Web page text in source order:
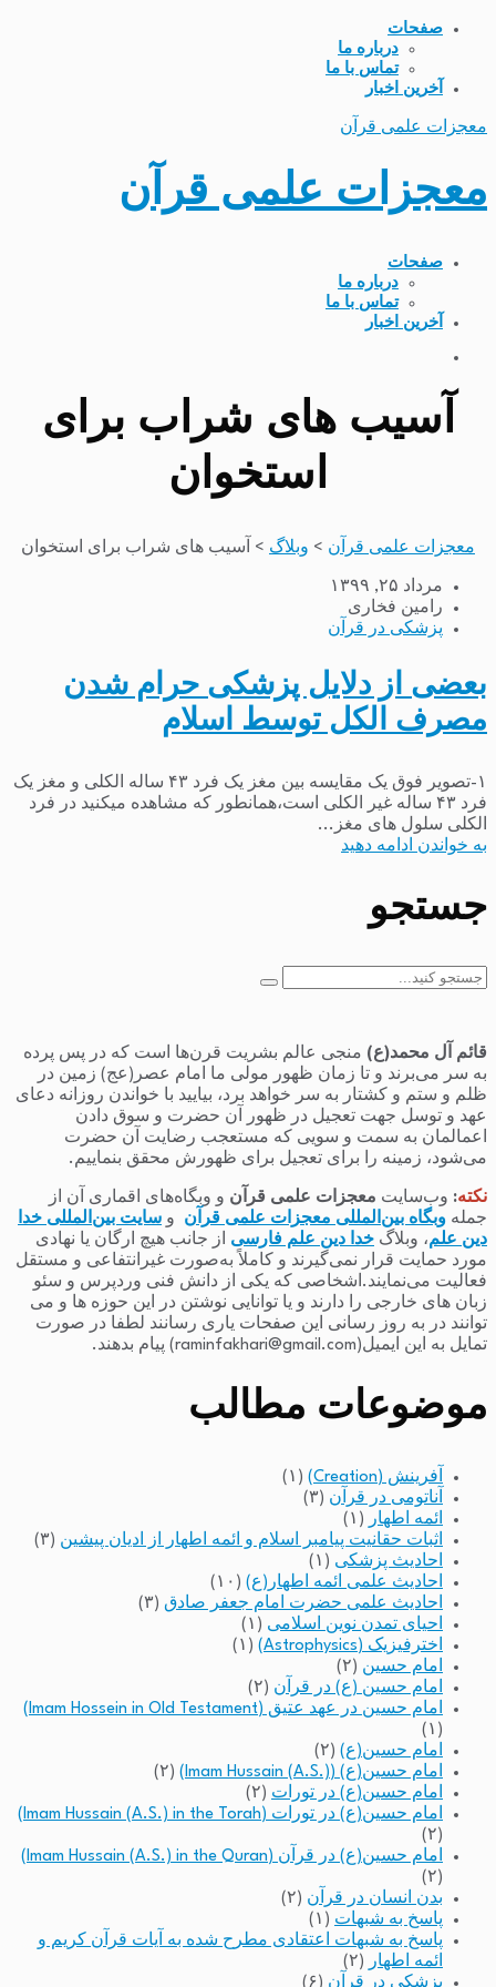
صفحات
درباره ما
تماس با ما
آخرین اخبار
معجزات علمی قرآن
معجزات علمی قرآن
صفحات
درباره ما
تماس با ما
آخرین اخبار
آسیب های شراب برای
استخوان
معجزات علمی قرآن > وبلاگ > آسیب های شراب برای استخوان
مرداد ۲۵, ۱۳۹۹
رامین فخاری
پزشکی در قرآن
بعضی از دلایل پزشکی حرام شدن
مصرف الکل توسط اسلام
۱-تصویر فوق یک مقایسه بین مغز یک فرد ۴۳ ساله الکلی و مغز یک
فرد ۴۳ ساله غیر الکلی است،همانطور که مشاهده میکنید در فرد
الکلی سلول های مغز...
به خواندن ادامه دهید
جستجو
جستجو
قائم آل محمد(ع) منجی عالم بشریت قرن‌ها است که در پس پرده
به سر می‌برند و تا زمان ظهور مولی ما امام عصر(عج) زمین در
ظلم و ستم و کشتار به سر خواهد برد، بیایید با خواندن روزانه دعای
عهد و توسل جهت تعجیل در ظهور آن حضرت و سوق دادن
اعمالمان به سمت و سویی که مستعجب رضایت آن حضرت
می‌شود، زمینه را برای تعجیل برای ظهورش محقق بنماییم.
نکته: وب‌سایت معجزات علمی قرآن و وبگاه‌های اقماری آن از
جمله وبگاه بین‌المللی معجزات علمی قرآن و سایت بین‌المللی خدا
دین علم، وبلاگ خدا دین علم فارسی از جانب هیچ ارگان یا نهادی
مورد حمایت قرار نمی‌گیرند و کاملاً به‌صورت غیرانتفاعی و مستقل
فعالیت می‌نمایند.اشخاصی که یکی از دانش فنی وردپرس و سئو
زبان های خارجی را دارند و یا توانایی نوشتن در این حوزه ها و می
توانند در به روز رسانی این صفحات یاری رسانند لطفا در صورت
تمایل به این ایمیل(raminfakhari@gmail.com) پیام بدهند.
موضوعات مطالب
آفرینش (Creation)
(۱)
آناتومی در قرآن (۳)
ائمه اطهار
(۱)
اثبات حقانیت پیامبر اسلام و ائمه اطهار از ادیان پیشین (۳)
احادیث پزشکی (۱)
احادیث علمی ائمه اطهار(ع) (۱۰)
احادیث علمی حضرت امام جعفر صادق (۳)
احیای تمدن نوین اسلامی (۱)
اخترفیزیک (Astrophysics)
(۱)
امام حسین (۲)
امام حسین (ع) در قرآن (۲)
امام حسین در عهد عتیق (Imam Hossein in Old Testament)
(۱)
امام حسین(ع) (۲)
امام حسین(ع) (Imam Hussain (A.S.))
(۲)
امام حسین(ع) در تورات (۲)
امام حسین(ع) در تورات (Imam Hussain (A.S.) in the Torah)
(۲)
امام حسین(ع) در قرآن (Imam Hussain (A.S.) in the Quran)
(۲)
بدن انسان در قرآن (۲)
پاسخ به شبهات (۱)
پاسخ به شبهات اعتقادی مطرح شده به آیات قرآن کریم و
ائمه اطهار
(۲)
پزشکی در قرآن (۶)